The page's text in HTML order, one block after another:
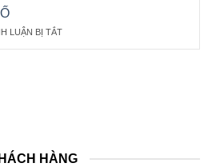
LUNA
LUẬN BỊ TẮTỞ
HÀNG